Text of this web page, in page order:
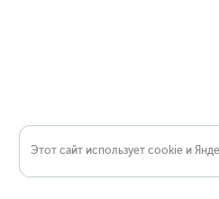
Этот сайт использует cookie и